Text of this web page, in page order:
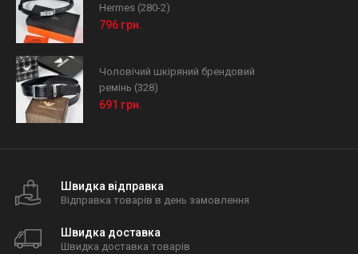
Hermes (280-2)
796 грн.
Чоловічий шкіряний брендовий
ремінь (328)
691 грн.
Швидка відправка
Відправка товарів в день замовлення
Швидка доставка
Швидка доставка товарів